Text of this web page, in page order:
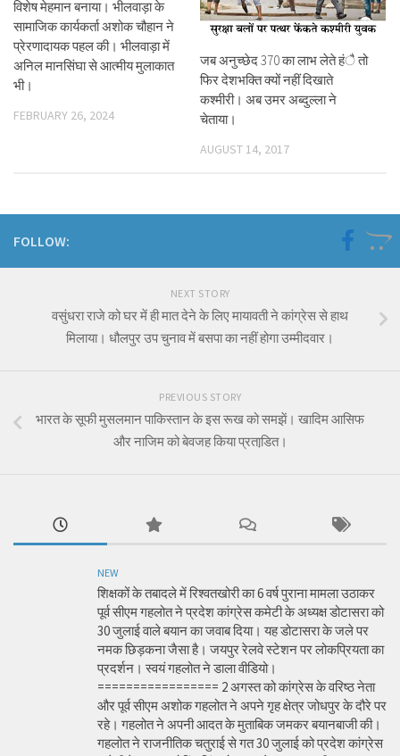
विशेष मेहमान बनाया। भीलवाड़ा के
सामाजिक कार्यकर्ता अशोक चौहान ने
प्रेरणादायक पहल की। भीलवाड़ा में
अनिल मानसिंघा से आत्मीय मुलाकात
भी।
FEBRUARY 26, 2024
जब अनुच्छेद 370 का लाभ लेते हंै तो
फिर देशभक्ति क्यों नहीं दिखाते
कश्मीरी। अब उमर अब्दुल्ला ने
चेताया।
AUGUST 14, 2017
FOLLOW:
NEXT STORY
वसुंधरा राजे को घर में ही मात देने के लिए मायावती ने कांग्रेस से हाथ
मिलाया। धौलपुर उप चुनाव में बसपा का नहीं होगा उम्मीदवार।
PREVIOUS STORY
भारत के सूफी मुसलमान पाकिस्तान के इस रूख को समझें। खादिम आसिफ
और नाजिम को बेवजह किया प्रताडि़त।
NEW
शिक्षकों के तबादले में रिश्वतखोरी का 6 वर्ष पुराना मामला उठाकर
पूर्व सीएम गहलोत ने प्रदेश कांग्रेस कमेटी के अध्यक्ष डोटासरा को
30 जुलाई वाले बयान का जवाब दिया। यह डोटासरा के जले पर
नमक छिड़कना जैसा है। जयपुर रेलवे स्टेशन पर लोकप्रियता का
प्रदर्शन। स्वयं गहलोत ने डाला वीडियो।
================= 2 अगस्त को कांग्रेस के वरिष्ठ नेता
और पूर्व सीएम अशोक गहलोत ने अपने गृह क्षेत्र जोधपुर के दौरे पर
रहे। गहलोत ने अपनी आदत के मुताबिक जमकर बयानबाजी की।
गहलोत ने राजनीतिक चतुराई से गत 30 जुलाई को प्रदेश कांग्रेस